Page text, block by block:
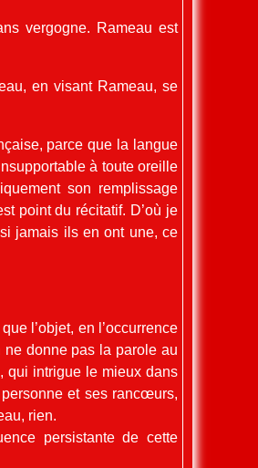
vergogne. Rameau est
en visant Rameau, se
parce que la langue
à toute oreille
son remplissage
point du récitatif. D’où je
jamais ils en ont une, ce
l’objet, en l’occurrence
donne pas la parole au
qui intrigue le mieux dans
et ses rancœurs,
rien.
persistante de cette